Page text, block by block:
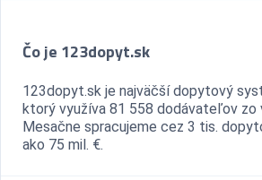
Čo je 123dopyt.sk
123dopyt.sk je najväčší dopytový
ktorý využíva 81 558 dodávateľov zo
Mesačne spracujeme cez 3 tis.
ako 75 mil. €.